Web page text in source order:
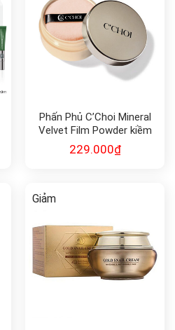
Phấn Phủ C’Choi Mineral
Velvet Film Powder kiềm
dầu
229.000₫
Giảm